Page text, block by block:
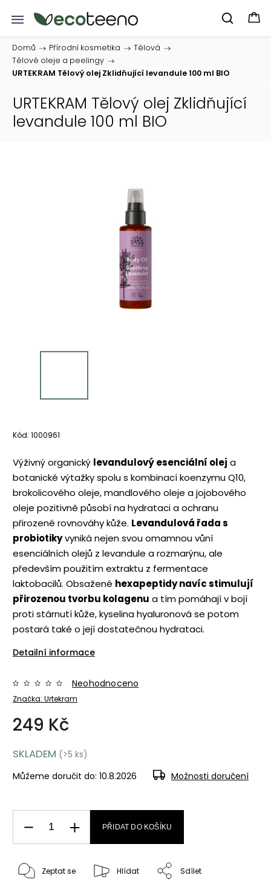
Domů / Přírodní kosmetika / Tělová /
Tělové oleje a peelingy /
URTEKRAM Tělový olej Zklidňující levandule 100 ml BIO
URTEKRAM Tělový olej Zklidňující
levandule 100 ml BIO
Kód: 1000961
Výživný organický levandulový esenciální olej a
botanické výtažky spolu s kombinací koenzymu Q10,
brokolicového oleje, mandlového oleje a jojobového
oleje pozitivně působí na hydrataci a ochranu
přirozené rovnováhy kůže. Levandulová řada s
probiotikyvyniká nejen svou omamnou vůní
esenciálních olejů z levandule a rozmarýnu, ale
především použitím extraktu z fermentace
laktobacilů. Obsažené hexapeptidy navíc stimulují
přirozenou tvorbu kolagenu a tím pomáhají v bojí
proti stárnutí kůže, kyselina hyaluronová se potom
postará také o její dostatečnou hydrataci.
Detailní informace
Značka: Urtekram
Neohodnoceno
249 Kč
SKLADEM (>5 ks)
Můžeme doručit do: 10.8.2026 Možnosti doručení
PŘIDAT DO KOŠÍKU
Zeptat se Hlídat Sdílet